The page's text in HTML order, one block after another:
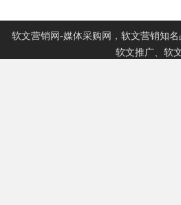
软文营销网-媒体采购网，软文营销知名
软文推广、软